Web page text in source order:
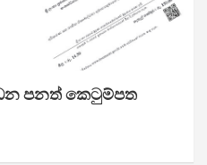
පනත් කෙටුම්පත